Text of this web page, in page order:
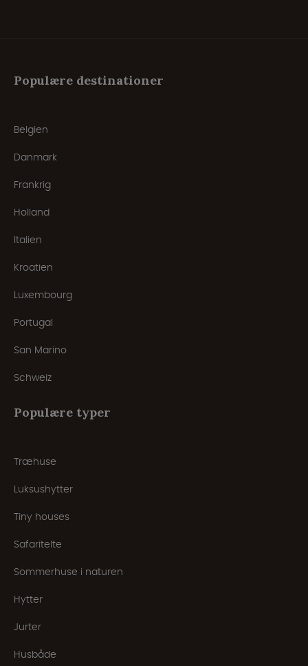
Populære destinationer
Belgien
Danmark
Frankrig
Holland
Italien
Kroatien
Luxembourg
Portugal
San Marino
Schweiz
Populære typer
Træhuse
Luksushytter
Tiny houses
Safaritelte
Sommerhuse i naturen
Hytter
Jurter
Husbåde